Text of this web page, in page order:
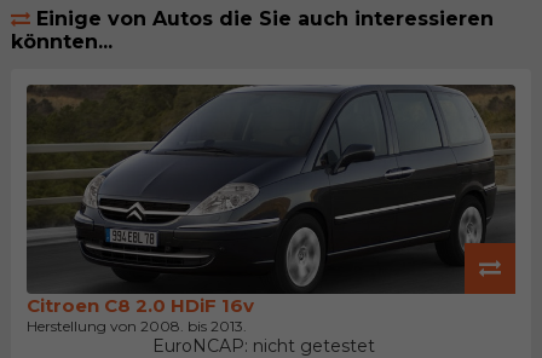
Einige von Autos die Sie auch interessieren
könnten...
Citroen C8 2.0 HDiF 16v
Herstellung von 2008. bis 2013.
EuroNCAP: nicht getestet